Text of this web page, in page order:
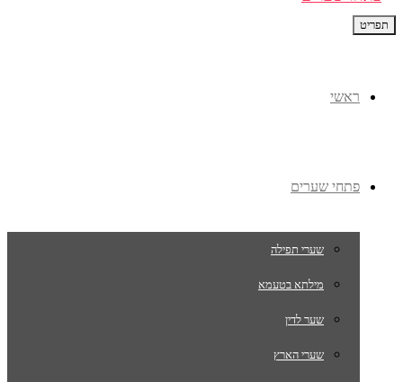
תפריט
ראשי
פתחי שערים
שערי תפילה
מילתא בטעמא
שער לדין
שערי הארץ